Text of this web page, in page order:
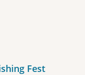
Fest